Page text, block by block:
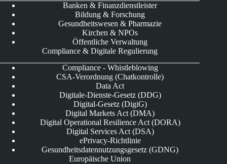
Banken & Finanzdienstleister
Bildung & Forschung
Gesundheitswesen & Pharmazie
Kirchen & NPOs
Öffentliche Verwaltung
Compliance & Digitale Regulierung
Compliance - Whistleblowing
CSA-Verordnung (Chatkontrolle)
Data Act
Digitale-Dienste-Gesetz (DDG)
Digital-Gesetz (DigiG)
Digital Markets Act (DMA)
Digital Operational Resilience Act (DORA)
Digital Services Act (DSA)
ePrivacy-Richtlinie
Gesundheitsdatennutzungsgesetz (GDNG)
Europäische Union